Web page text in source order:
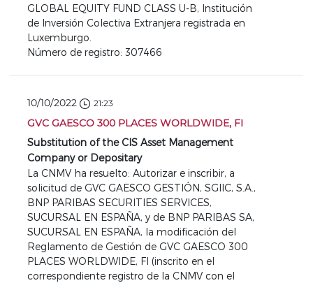
GLOBAL EQUITY FUND CLASS U-B, Institución
de Inversión Colectiva Extranjera registrada en
Luxemburgo.
Número de registro: 307466
10/10/2022 21:23
GVC GAESCO 300 PLACES WORLDWIDE, FI
Substitution of the CIS Asset Management
Company or Depositary
La CNMV ha resuelto: Autorizar e inscribir, a
solicitud de GVC GAESCO GESTIÓN, SGIIC, S.A.,
BNP PARIBAS SECURITIES SERVICES,
SUCURSAL EN ESPAÑA, y de BNP PARIBAS SA,
SUCURSAL EN ESPAÑA, la modificación del
Reglamento de Gestión de GVC GAESCO 300
PLACES WORLDWIDE, FI (inscrito en el
correspondiente registro de la CNMV con el